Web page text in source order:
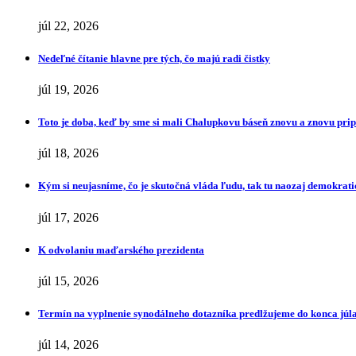
júl 22, 2026
Nedeľné čítanie hlavne pre tých, čo majú radi čistky
júl 19, 2026
Toto je doba, keď by sme si mali Chalupkovu báseň znovu a znovu
júl 18, 2026
Kým si neujasníme, čo je skutočná vláda ľudu, tak tu naozaj
júl 17, 2026
K odvolaniu maďarského prezidenta
júl 15, 2026
Termín na vyplnenie synodálneho dotazníka predlžujeme do konca
júl 14, 2026